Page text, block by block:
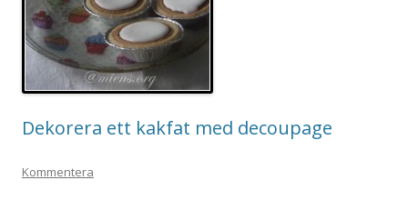
Dekorera ett kakfat med decoupage
Kommentera